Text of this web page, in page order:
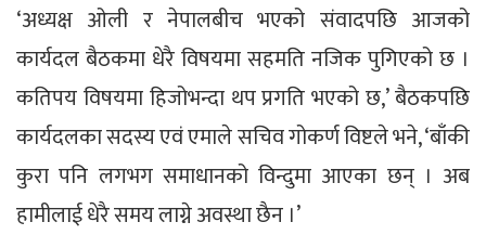
‘अध्यक्ष ओली र नेपालबीच भएको संवादपछि आजको
कार्यदल बैठकमा धेरै विषयमा सहमति नजिक पुगिएको छ ।
कतिपय विषयमा हिजोभन्दा थप प्रगति भएको छ,’ बैठकपछि
कार्यदलका सदस्य एवं एमाले सचिव गोकर्ण विष्टले भने, ‘बाँकी
कुरा पनि लगभग समाधानको विन्दुमा आएका छन् । अब
हामीलाई धेरै समय लाग्ने अवस्था छैन ।’